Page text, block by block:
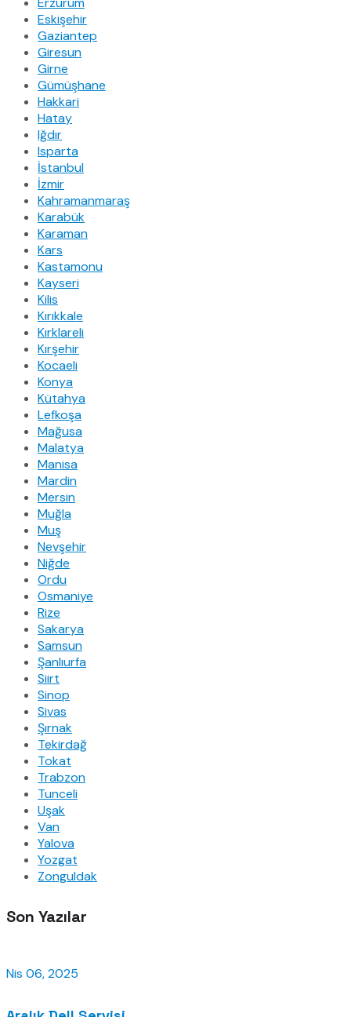
Eskişehir
Gaziantep
Giresun
Girne
Gümüşhane
Hakkari
Hatay
Iğdır
Isparta
İstanbul
İzmir
Kahramanmaraş
Karabük
Karaman
Kars
Kastamonu
Kayseri
Kilis
Kırıkkale
Kırklareli
Kırşehir
Kocaeli
Konya
Kütahya
Lefkoşa
Mağusa
Malatya
Manisa
Mardin
Mersin
Muğla
Muş
Nevşehir
Niğde
Ordu
Osmaniye
Rize
Sakarya
Samsun
Şanlıurfa
Siirt
Sinop
Sivas
Şırnak
Tekirdağ
Tokat
Trabzon
Tunceli
Uşak
Van
Yalova
Yozgat
Zonguldak
Son Yazılar
Nis 06, 2025